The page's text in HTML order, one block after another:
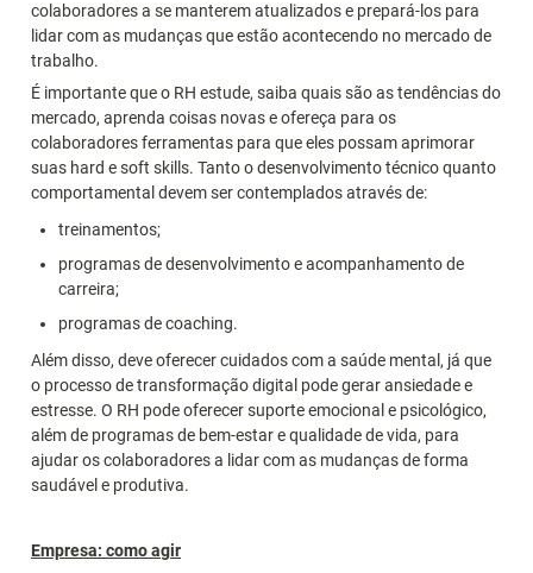
colaboradores a se manterem atualizados e prepará-los para
lidar com as mudanças que estão acontecendo no mercado de
trabalho.
É importante que o RH estude, saiba quais são as tendências do
mercado, aprenda coisas novas e ofereça para os
colaboradores ferramentas para que eles possam aprimorar
suas hard e soft skills. Tanto o desenvolvimento técnico quanto
comportamental devem ser contemplados através de:
treinamentos;
programas de desenvolvimento e acompanhamento de
carreira;
programas de coaching.
Além disso, deve oferecer cuidados com a saúde mental, já que
o processo de transformação digital pode gerar ansiedade e
estresse. O RH pode oferecer suporte emocional e psicológico,
além de programas de bem-estar e qualidade de vida, para
ajudar os colaboradores a lidar com as mudanças de forma
saudável e produtiva.
Empresa: como agir